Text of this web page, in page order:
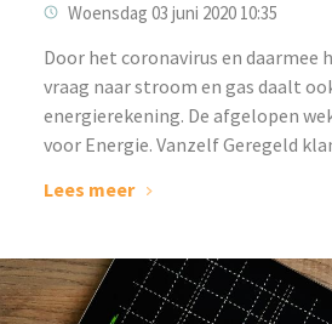
Woensdag 03 juni 2020 10:35
Door het coronavirus en daarmee
vraag naar stroom en gas daalt
energierekening. De afgelopen
voor Energie. Vanzelf Geregeld
Lees meer